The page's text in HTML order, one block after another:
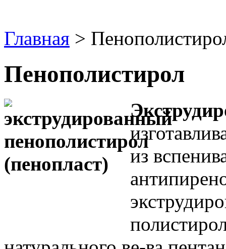
Главная >
Пенополистирол
из